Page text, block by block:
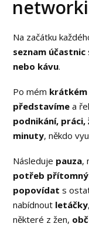
Na začátku
seznam účastnic
nebo kávu.
Po mém krátkém
představíme a
podnikání,
minuty, někdo
Následuje pauza,
potřeb
popovídat s
nabídnout letáčky
některé z žen,